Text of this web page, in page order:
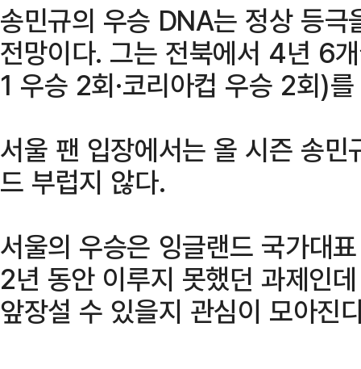
송민규의 우승 DNA는 정상 등
전망이다. 그는 전북에서 4년 6
1 우승 2회·코리아컵 우승 2회)
서울 팬 입장에서는 올 시즌 송
드 부럽지 않다.
서울의 우승은 잉글랜드 국가대
2년 동안 이루지 못했던 과제인
앞장설 수 있을지 관심이 모아진